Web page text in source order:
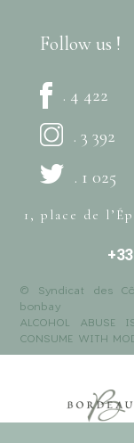
Follow us !
. 4 422
. 3 392
. 1 025
1, place de
© Syndicat des
bonbay
ALCOHOL ABUSE
CONSUME WITH